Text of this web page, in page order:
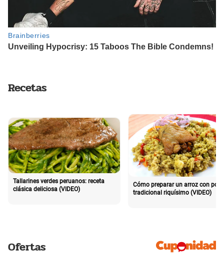
Recetas
Tallarines verdes peruanos: receta
clásica deliciosa (VIDEO)
Cómo preparar un arroz con pollo
tradicional riquísimo (VIDEO)
Ofertas